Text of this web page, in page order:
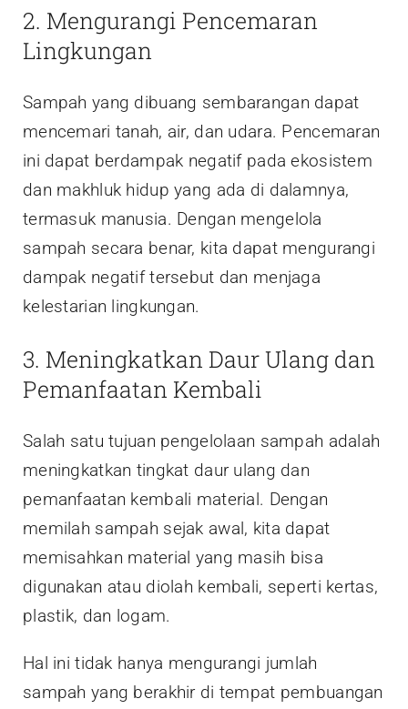
2. Mengurangi Pencemaran
Lingkungan
Sampah yang dibuang sembarangan dapat
mencemari tanah, air, dan udara. Pencemaran
ini dapat berdampak negatif pada ekosistem
dan makhluk hidup yang ada di dalamnya,
termasuk manusia. Dengan mengelola
sampah secara benar, kita dapat mengurangi
dampak negatif tersebut dan menjaga
kelestarian lingkungan.
3. Meningkatkan Daur Ulang dan
Pemanfaatan Kembali
Salah satu tujuan pengelolaan sampah adalah
meningkatkan tingkat daur ulang dan
pemanfaatan kembali material. Dengan
memilah sampah sejak awal, kita dapat
memisahkan material yang masih bisa
digunakan atau diolah kembali, seperti kertas,
plastik, dan logam.
Hal ini tidak hanya mengurangi jumlah
sampah yang berakhir di tempat pembuangan